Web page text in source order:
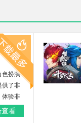
色扮演
供了非
体验非
的战
现出一
查看